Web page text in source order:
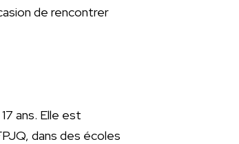
de rencontrer
ans. Elle est
dans des écoles